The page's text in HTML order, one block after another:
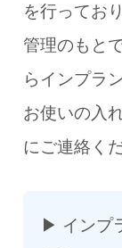
を行ってお
管理のもと
らインプラ
お使いの入
にご連絡く
▶ インプ